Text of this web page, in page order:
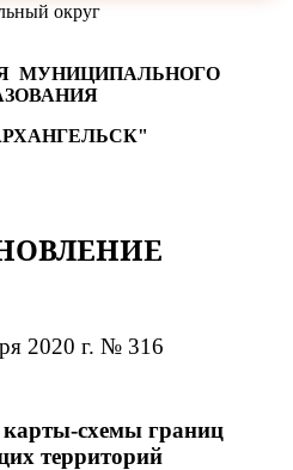
округ
МУНИЦИПАЛЬНОГО
2020 г. № 316
схемы границ
территорий